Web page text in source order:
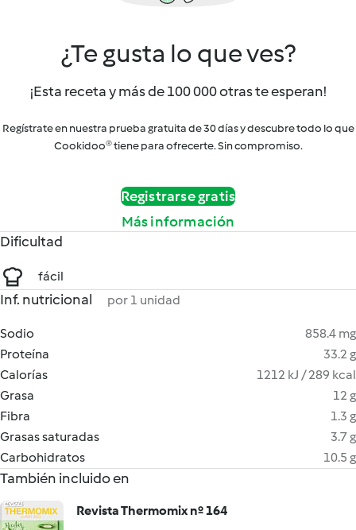
¿Te gusta lo que ves?
¡Esta receta y más de 100 000 otras te esperan!
Regístrate en nuestra prueba gratuita de 30 días y descubre todo lo que
Cookidoo® tiene para ofrecerte. Sin compromiso.
Registrarse gratis
Más información
Dificultad
fácil
Inf. nutricional por 1 unidad
Sodio
858.4 mg
Proteína
33.2 g
Calorías
1212 kJ / 289 kcal
Grasa
12 g
Fibra
1.3 g
Grasas saturadas
3.7 g
Carbohidratos
10.5 g
También incluido en
Revista Thermomix nº 164